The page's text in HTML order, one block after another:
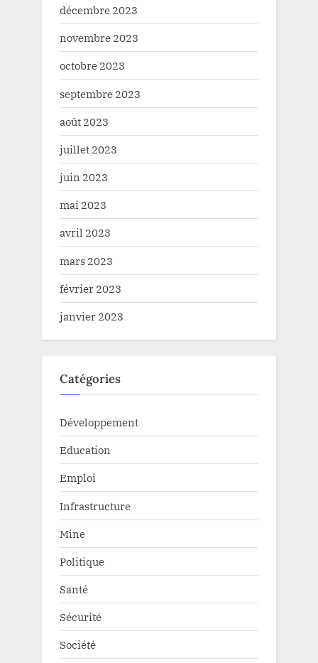
décembre 2023
novembre 2023
octobre 2023
septembre 2023
août 2023
juillet 2023
juin 2023
mai 2023
avril 2023
mars 2023
février 2023
janvier 2023
Catégories
Développement
Education
Emploi
Infrastructure
Mine
Politique
Santé
Sécurité
Société